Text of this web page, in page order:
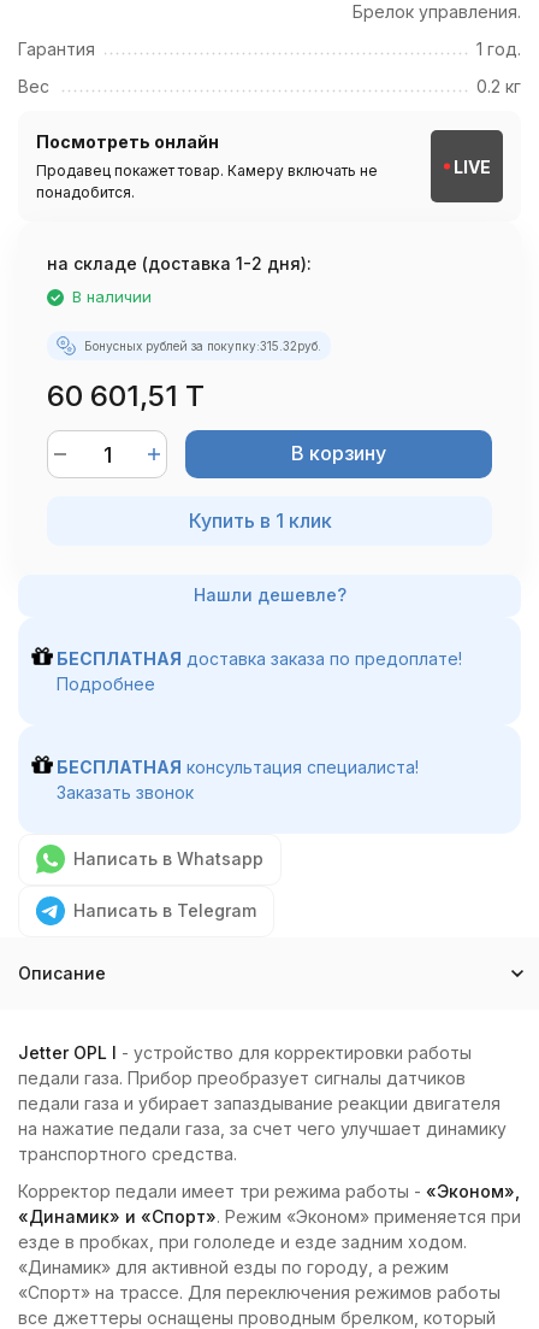
Брелок управления.
Гарантия
1 год.
Вес
0.2 кг
Посмотреть онлайн
Продавец покажет товар. Камеру включать не
понадобится.
LIVE
на складе (доставка 1-2 дня):
В наличии
Бонусных рублей за покупку:315.32руб.
60 601,51 T
В корзину
Купить в 1 клик
БЕСПЛАТНАЯ доставка заказа по предоплате!
Подробнее
БЕСПЛАТНАЯ консультация специалиста!
Заказать звонок
Написать в Whatsapp
Написать в Telegram
Описание
Jetter OPL I - устройство для корректировки работы
педали газа. Прибор преобразует сигналы датчиков
педали газа и убирает запаздывание реакции двигателя
на нажатие педали газа, за счет чего улучшает динамику
транспортного средства.
Корректор педали имеет три режима работы - «Эконом»,
«Динамик» и «Спорт». Режим «Эконом» применяется при
езде в пробках, при гололеде и езде задним ходом.
«Динамик» для активной езды по городу, а режим
«Спорт» на трассе. Для переключения режимов работы
все джеттеры оснащены проводным брелком, который